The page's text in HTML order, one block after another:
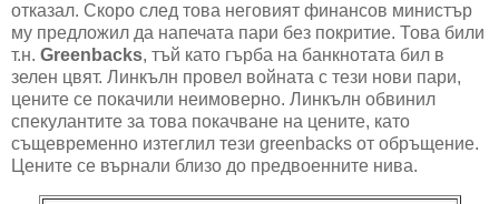
отказал. Скоро след това неговият финансов министър
му предложил да напечата пари без покритие. Това били
т.н. Greenbacks, тъй като гърба на банкнотата бил в
зелен цвят. Линкълн провел войната с тези нови пари,
цените се покачили неимоверно. Линкълн обвинил
спекулантите за това покачване на цените, като
същевременно изтеглил тези greenbacks от обръщение.
Цените се върнали близо до предвоенните нива.